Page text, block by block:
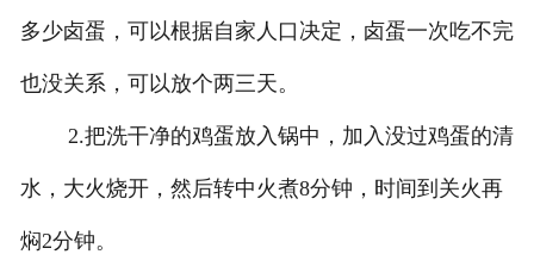
多少卤蛋，可以根据自家人口决定，卤蛋一次吃不完
也没关系，可以放个两三天。
2.把洗干净的鸡蛋放入锅中，加入没过鸡蛋的清
水，大火烧开，然后转中火煮8分钟，时间到关火再
焖2分钟。